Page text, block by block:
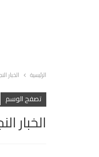
الرئيسية الخبار
تصفح الوسم
الخبار